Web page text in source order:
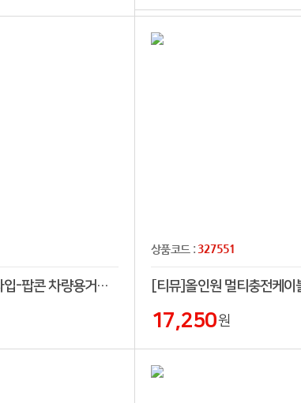
스마트톡 그립 타입-팝콘 차량용거치대포함
상품코드 : 327551
17,250원